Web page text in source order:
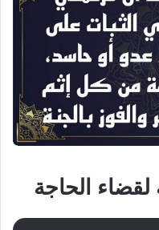
لقضاء الحاجة